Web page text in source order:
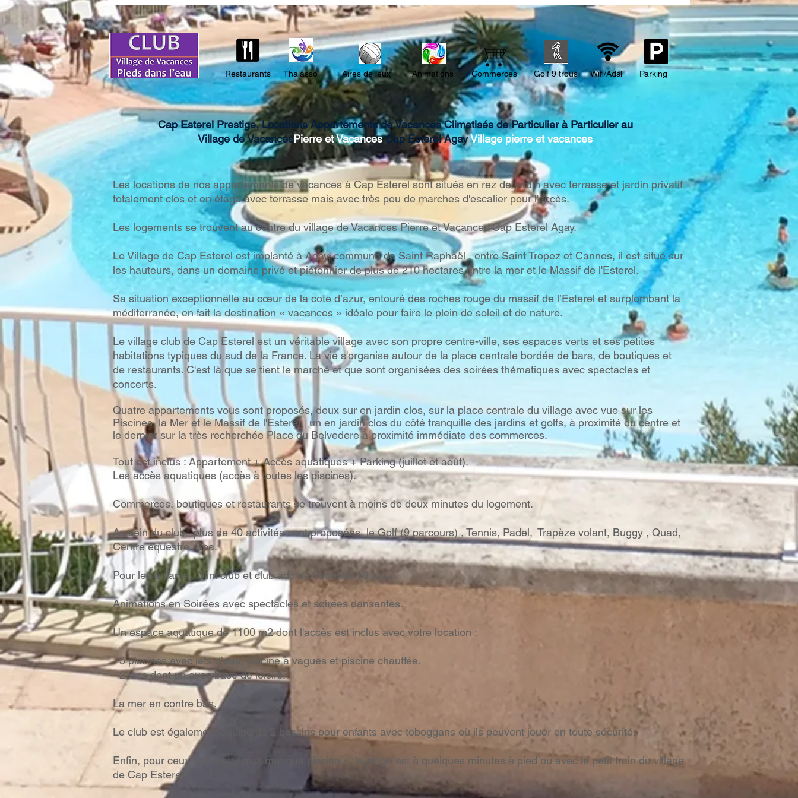
location Cap Esterel
Esterel
Restaurants Thalasso Aires de jeux Animations Commerces Golf 9 trous Wifi/Adsl Parking
Cap Esterel Prestige, Locations Appartements de Vacances Climatisés de Particulier à Particulier au
Village de VacancesPierre et VacancesCap Esterel AgayVillagepierre et vacances
Les locations de nos appartements de vacances à Cap Esterel sont situés en rez de jardin avec terrasse et jardin privatif
totalement clos et en étage avec terrasse mais avec très peu de marches d'escalier pour l'accès.
Les logements se trouvent au centre du village de Vacances Pierre et Vacances Cap Esterel Agay.
Le Village de Cap Esterel est implanté à Agay, commune de Saint Raphaël , entre Saint Tropez et Cannes, il est situé sur
les hauteurs, dans un domaine privé et piétonnier de plus de 210 hectares entre la mer et le Massif de l'Esterel.
Sa situation exceptionnelle au cœur de la cote d’azur, entouré des roches rouge du massif de l’Esterel et surplombant la
méditerranée, en fait la destination « vacances » idéale pour faire le plein de soleil et de nature.
Le village club de Cap Esterel est un véritable village avec son propre centre-ville, ses espaces verts et ses petites
habitations typiques du sud de la France. La vie s'organise autour de la place centrale bordée de bars, de boutiques et
de restaurants. C'est là que se tient le marché et que sont organisées des soirées thématiques avec spectacles et
concerts.
Quatre appartements vous sont proposés, deux sur en jardin clos, sur la place centrale du village avec vue sur les
Piscines, la Mer et le Massif de l'Esterel, un en jardin clos du côté tranquille des jardins et golfs, à proximité du centre et
le dernier sur la très recherchée Place du Belvedere à proximité immédiate des commerces.
Tout est inclus : Appartement + Accès aquatiques + Parking (juillet et août).
Les accès aquatiques (accès à toutes les piscines).
Commerces, boutiques et restaurants se trouvent à moins de deux minutes du logement.
Au sein du club, plus de 40 activités sont proposées, le Golf (9 parcours) , Tennis, Padel, Trapèze volant, Buggy , Quad,
Centre équestre, Spa.
Pour les enfants, Mini club et club ado de 3 mois à 18 ans.
Animations en Soirées avec spectacles et soirées dansantes.
Un espace aquatique de 1100 m2 dont l'accès est inclus avec votre location :
- 5 piscines avec jets d’eau, piscine à vagues et piscine chauffée.
- 2 lacs dont un avec base de loisirs.
La mer en contre bas.
Le club est également équipé de 2 bassins pour enfants avec toboggans où ils peuvent jouer en toute sécurité.
Enfin, pour ceux qui sont « plus mer que piscine », la plage est à quelques minutes à pied ou avec le petit train du village
de Cap Esterel.